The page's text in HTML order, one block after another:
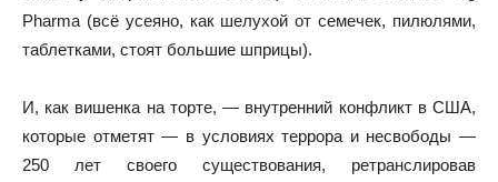
Pharma (всё усеяно, как шелухой от семечек, пилюлями,
таблетками, стоят большие шприцы).
И, как вишенка на торте, — внутренний конфликт в США,
которые отметят — в условиях террора и несвободы —
250 лет своего существования, ретранслировав